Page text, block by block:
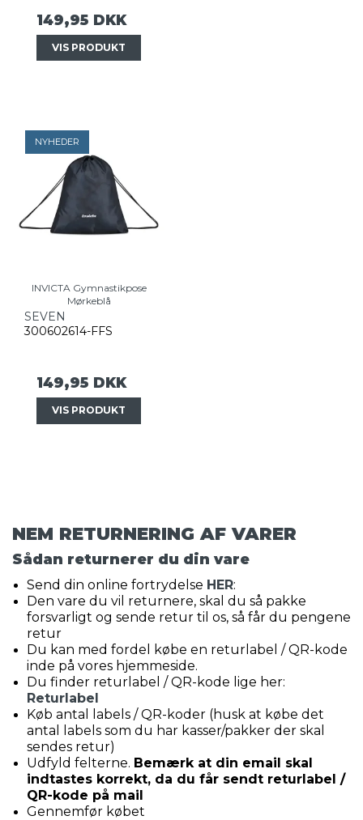
149,95 DKK
VIS PRODUKT
NYHEDER
INVICTA Gymnastikpose
Mørkeblå
SEVEN
300602614-FFS
149,95 DKK
VIS PRODUKT
NEM RETURNERING AF VARER
Sådan returnerer du din vare
Send din online fortrydelse HER:
Den vare du vil returnere, skal du så pakke
forsvarligt og sende retur til os, så får du pengene
retur
Du kan med fordel købe en returlabel / QR-kode
inde på vores hjemmeside.
Du finder returlabel / QR-kode lige her:
Returlabel
Køb antal labels / QR-koder (husk at købe det
antal labels som du har kasser/pakker der skal
sendes retur)
Udfyld felterne. Bemærk at din email skal
indtastes korrekt, da du får sendt returlabel /
QR-kode på mail
Gennemfør købet